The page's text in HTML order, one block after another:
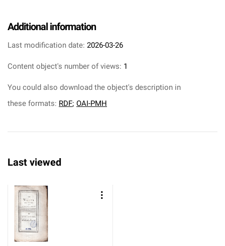
Additional information
Last modification date: 2026-03-26
Content object's number of views: 1
You could also download the object's description in
these formats: RDF; OAI-PMH
Last viewed